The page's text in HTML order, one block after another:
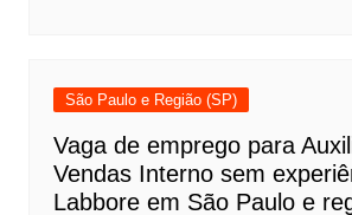
São Paulo e Região (SP)
Vaga de emprego para
Vendas Interno sem
Labbore em São Paulo e